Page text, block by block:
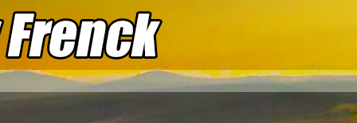
Skip
to
content